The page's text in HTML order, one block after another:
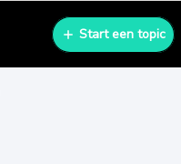
Start een topic